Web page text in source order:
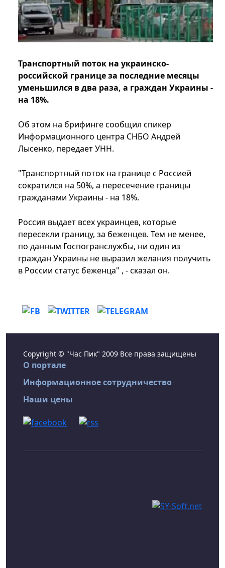
Транспортный поток на украинско-
российской границе за последние месяцы
уменьшился в два раза, а граждан Украины -
на 18%.
Об этом на брифинге сообщил спикер
Информационного центра СНБО Андрей
Лысенко, передает УНН.
"Транспортный поток на границе с Россией
сократился на 50%, а пересечение границы
гражданами Украины - на 18%.
Россия выдает всех украинцев, которые
пересекли границу, за беженцев. Тем не менее,
по данным Госпогранслужбы, ни один из
граждан Украины не выразил желания получить
в России статус беженца" , - сказал он.
Copyright © "Час Пик" 2009 Все права защищены
О портале
Информационное сотрудничество
Наши цены